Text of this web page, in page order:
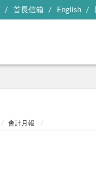
首長信箱 English
會計月報